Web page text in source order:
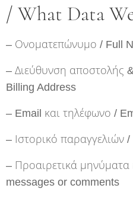
/ What Data
– Ονοματεπώνυμο / Full
– Διεύθυνση αποστολής
Billing Address
– Email και τηλέφωνο /
– Ιστορικό παραγγελιών
– Προαιρετικά μηνύματα
messages or comments